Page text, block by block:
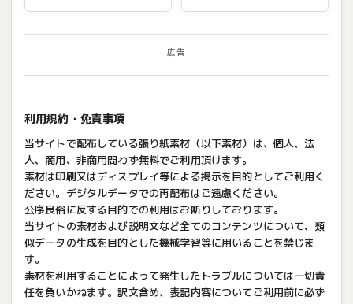
広告
利用規約・免責事項
当サイトで配布している張り紙素材（以下素材）は、個人、法
人、商用、非商用問わず無料でご利用頂けます。
素材は印刷又はディスプレイ等による掲示を目的としてご利用く
ださい。デジタルデータでの再配布はご遠慮ください。
公序良俗に反する目的での利用はお断りしております。
当サイトの素材および説明文など全てのコンテンツについて、類
似データの生成を目的とした機械学習等に用いることを禁じま
す。
素材を利用することによって発生したトラブルについては一切責
任を負いかねます。訳文含め、表記内容についてご利用前に必ず